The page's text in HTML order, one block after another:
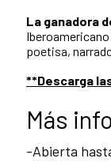
La ganadora
poetisa,
**Descarga
Más
-Abierta